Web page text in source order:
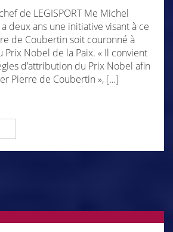
de LEGISPORT Me Michel
deux ans une initiative visant à ce
de Coubertin soit couronné à
Nobel de la Paix. « Il convient
d’attribution du Prix Nobel afin
Pierre de Coubertin », […]